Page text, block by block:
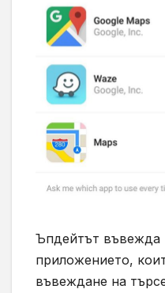
Ъпдейтът въвежда
приложението,
въвеждане на